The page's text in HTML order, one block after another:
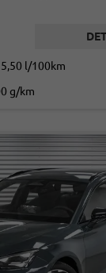
5,50 l/100km
g/km